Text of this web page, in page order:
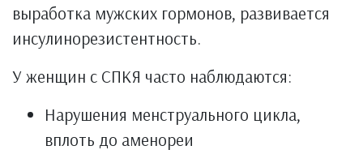
выработка мужских гормонов, развивается
инсулинорезистентность.
У женщин с СПКЯ часто наблюдаются:
Нарушения менструального цикла,
вплоть до аменореи